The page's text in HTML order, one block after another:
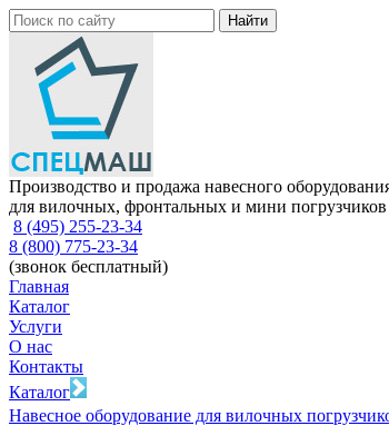
Производство и продажа навесного
для вилочных, фронтальных и мини погрузчиков
8 (495) 255-23-34
8 (800) 775-23-34
(звонок бесплатный)
Главная
Каталог
Услуги
О нас
Контакты
Каталог
Навесное оборудование для вилочных